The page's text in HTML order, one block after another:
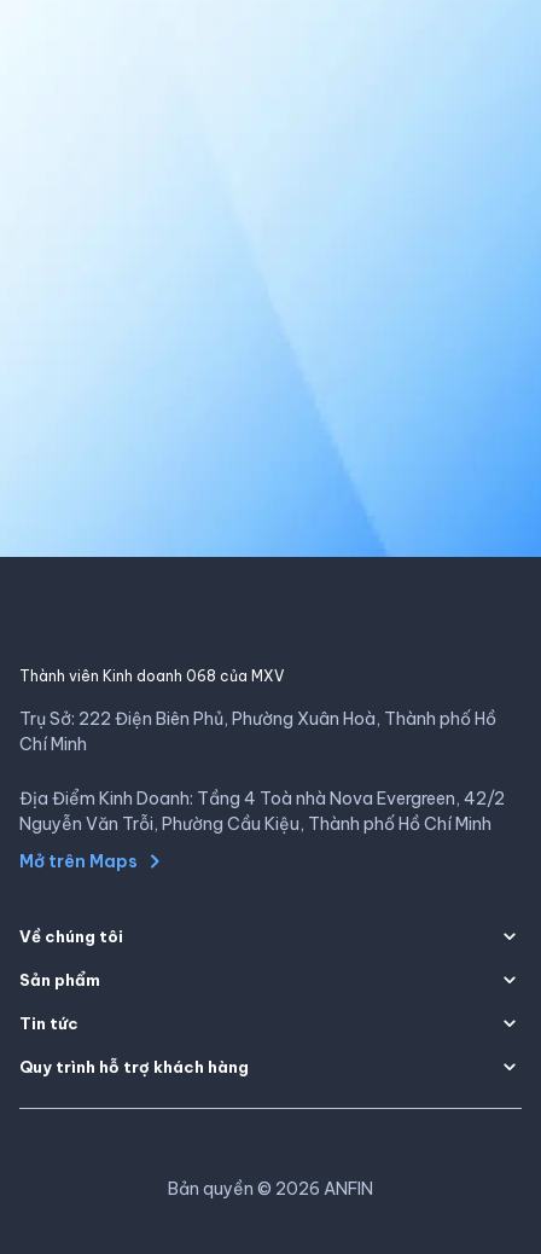
Thành viên Kinh doanh 068 của MXV
Trụ Sở: 222 Điện Biên Phủ, Phường Xuân Hoà, Thành phố Hồ
Chí Minh
Địa Điểm Kinh Doanh: Tầng 4 Toà nhà Nova Evergreen, 42/2
Nguyễn Văn Trỗi, Phường Cầu Kiệu, Thành phố Hồ Chí Minh
Mở trên Maps
Về chúng tôi
Sản phẩm
Tin tức
Quy trình hỗ trợ khách hàng
Bản quyền © 2026 ANFIN